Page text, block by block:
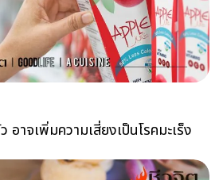
าจเพิ่มความเสี่ยงเป็นโรคมะเร็ง